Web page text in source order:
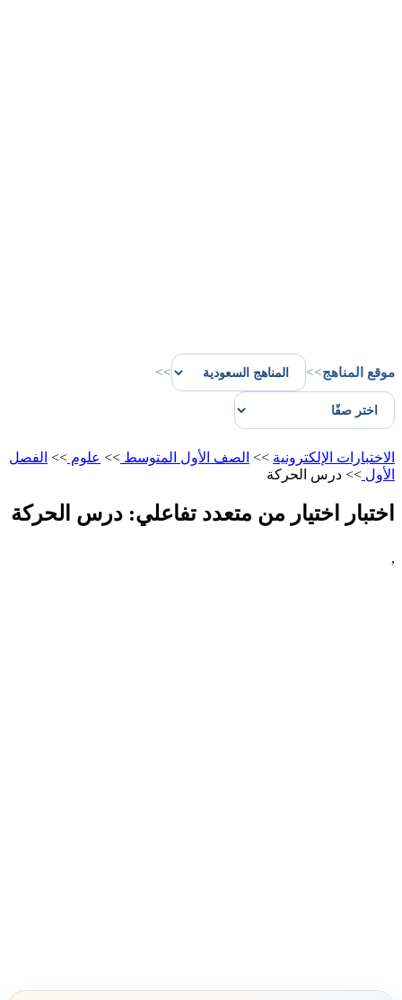
موقع المناهج>>
>>
الاختبارات الإلكترونية >> الصف الأول المتوسط >> علوم >> الفصل
الأول >> درس الحركة
اختبار اختيار من متعدد تفاعلي: درس الحركة